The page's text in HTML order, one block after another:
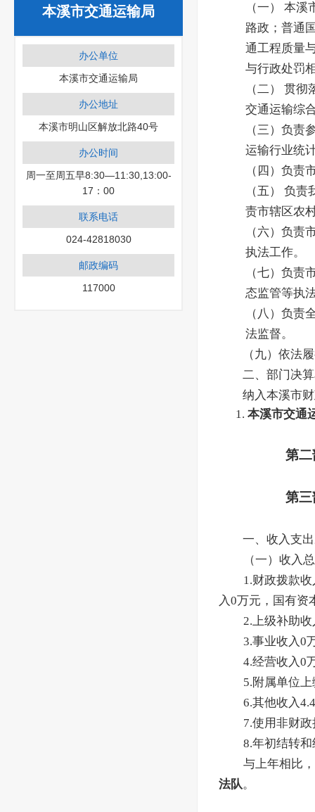
本溪市交通运输局
办公单位
本溪市交通运输局
办公地址
本溪市明山区解放北路40号
办公时间
周一至周五早8:30—11:30,13:00-
17：00
联系电话
024-42818030
邮政编码
117000
（一）
本溪
路政；普通
通工程质量
与行政处罚
（二） 贯
交通运输综
（三）负责
运输行业统
（四）负
（五） 负
责市辖区农
（六）负责
执法工作。
（七）负责
态监管等执
（八）负责
法监督。
（九）依法
二、部门决
纳入本溪市
1. 本溪市交通
第
第
一、收入支
（一）收入
1.财政拨款
入0万元，国有资
2.上级补助
3.事业收入0
4.经营收入0
5.附属单位
6.其他收入
7.使用非财
8.年初结转
与上年相比
法队。